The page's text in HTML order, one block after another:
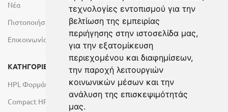
τεχνολογίες εντοπισμού για την
βελτίωση της εμπειρίας
περιήγησης στην ιστοσελίδα μας,
για την εξατομίκευση
περιεχομένου και διαφημίσεων,
την παροχή λειτουργιών
κοινωνικών μέσων και την
ανάλυση της επισκεψιμότητάς
μας.
Νέα
Πιστοποιήσεις
Επικοινωνία
ΚΑΤΗΓΟΡΙΕΣ
HPL Φορμάικες
Compact HPL Εσωτερικού Χώρου